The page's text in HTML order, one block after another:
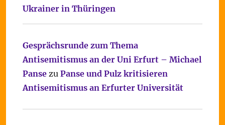
Ukrainer in Thüringen
Gesprächsrunde zum Thema
Antisemitismus an der Uni Erfurt – Michael
Pansezu Panse und Pulz kritisieren
Antisemitismus an Erfurter Universität